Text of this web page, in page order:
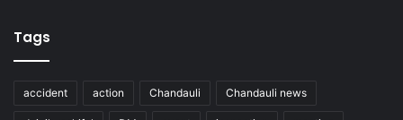
Tags
accident action Chandauli Chandauli news